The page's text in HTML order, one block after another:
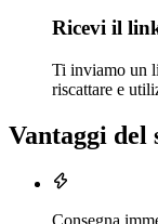
Ricevi il
Ti inviamo un
riscattare e
Vantaggi del
Consegna